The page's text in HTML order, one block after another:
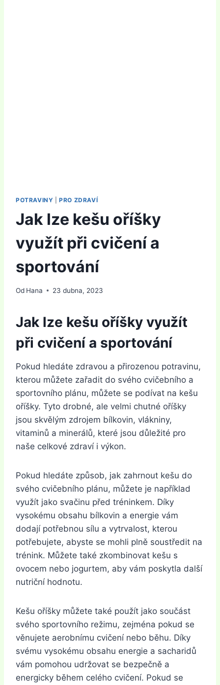
POTRAVINY |PRO ZDRAVÍ
Jak lze kešu oříšky
využít při cvičení a
sportování
Od Hana 23 dubna, 2023
Jak lze kešu oříšky využít
při cvičení a sportování
Pokud hledáte zdravou a přirozenou potravinu,
kterou můžete zařadit do svého cvičebního a
sportovního plánu, můžete se podívat na kešu
oříšky. Tyto drobné, ale velmi chutné oříšky
jsou skvělým zdrojem bílkovin, vlákniny,
vitaminů a minerálů, které jsou důležité pro
naše celkové zdraví i výkon.
Pokud hledáte způsob, jak zahrnout kešu do
svého cvičebního plánu, můžete je například
využít jako svačinu před tréninkem. Díky
vysokému obsahu bílkovin a energie vám
dodají potřebnou sílu a vytrvalost, kterou
potřebujete, abyste se mohli plně soustředit na
trénink. Můžete také zkombinovat kešu s
ovocem nebo jogurtem, aby vám poskytla další
nutriční hodnotu.
Kešu oříšky můžete také použít jako součást
svého sportovního režimu, zejména pokud se
věnujete aerobnímu cvičení nebo běhu. Díky
svému vysokému obsahu energie a sacharidů
vám pomohou udržovat se bezpečně a
energicky během celého cvičení. Pokud se